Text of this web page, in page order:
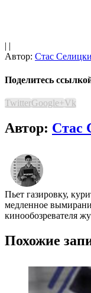
| |
Автор: Стас
Поделитесь
TwitterGoogle+Vk
Автор: Стас
Пьет газировку,
медленное
кинообозревателя
Похожие